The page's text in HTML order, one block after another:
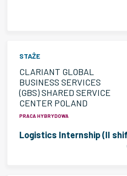
STAŻE
CLARIANT GLOBAL
BUSINESS SERVICES
(GBS) SHARED SERVICE
CENTER POLAND
PRACA HYBRYDOWA
Logistics Internship (II